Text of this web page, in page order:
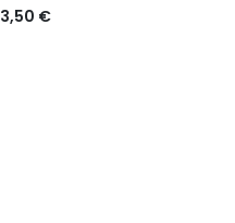
3,50 €